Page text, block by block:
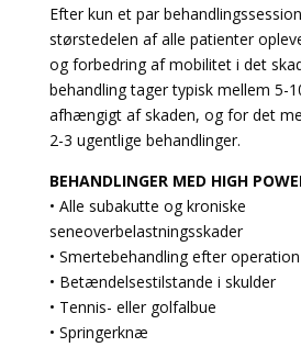
Efter kun et par
størstedelen af alle patienter
og forbedring af mobilitet i det
behandling tager typisk mellem 5-
afhængigt af skaden, og for det
2-3 ugentlige behandlinger.
BEHANDLINGER MED HIGH
• Alle subakutte og kroniske
seneoverbelastningsskader
• Smertebehandling efter operation
• Betændelsestilstande i skulder
• Tennis- eller golfalbue
• Springerknæ